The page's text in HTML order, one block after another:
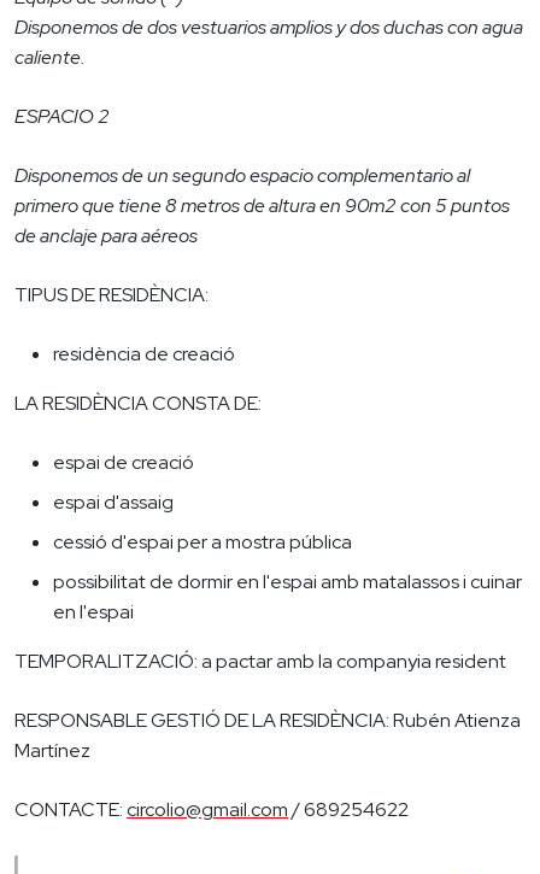
Disponemos de dos vestuarios amplios y dos duchas con agua
caliente.
ESPACIO 2
Disponemos de un segundo espacio complementario al
primero que tiene 8 metros de altura en 90m2 con 5 puntos
de anclaje para aéreos
TIPUS DE RESIDÈNCIA:
residència de creació
LA RESIDÈNCIA CONSTA DE:
espai de creació
espai d'assaig
cessió d'espai per a mostra pública
possibilitat de dormir en l'espai amb matalassos i cuinar
en l'espai
TEMPORALITZACIÓ: a pactar amb la companyia resident
RESPONSABLE GESTIÓ DE LA RESIDÈNCIA: Rubén Atienza
Martínez
CONTACTE:circolio@gmail.com/ 689254622